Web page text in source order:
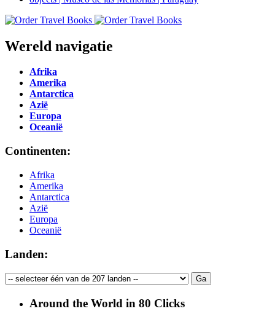
Wereld navigatie
Afrika
Amerika
Antarctica
Azië
Europa
Oceanië
Continenten:
Afrika
Amerika
Antarctica
Azië
Europa
Oceanië
Landen:
Around the World in 80 Clicks